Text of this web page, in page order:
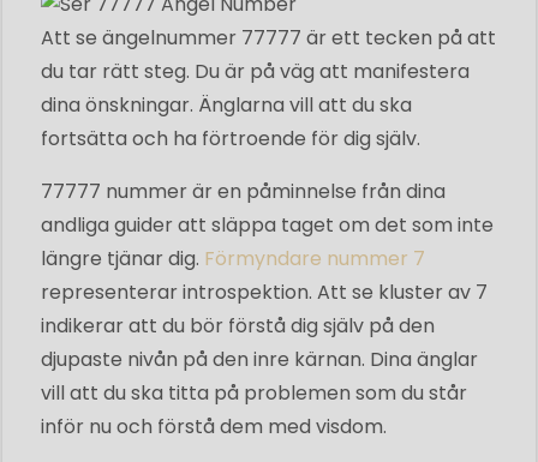
Att se ängelnummer 77777 är ett tecken på att
du tar rätt steg. Du är på väg att manifestera
dina önskningar. Änglarna vill att du ska
fortsätta och ha förtroende för dig själv.
77777 nummer är en påminnelse från dina
andliga guider att släppa taget om det som inte
längre tjänar dig. Förmyndare nummer 7
representerar introspektion. Att se kluster av 7
indikerar att du bör förstå dig själv på den
djupaste nivån på den inre kärnan. Dina änglar
vill att du ska titta på problemen som du står
inför nu och förstå dem med visdom.